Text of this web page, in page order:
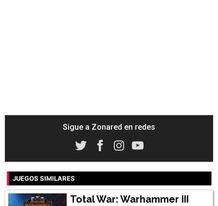
Sigue a Zonared en redes
JUEGOS SIMILARES
Total War: Warhammer III